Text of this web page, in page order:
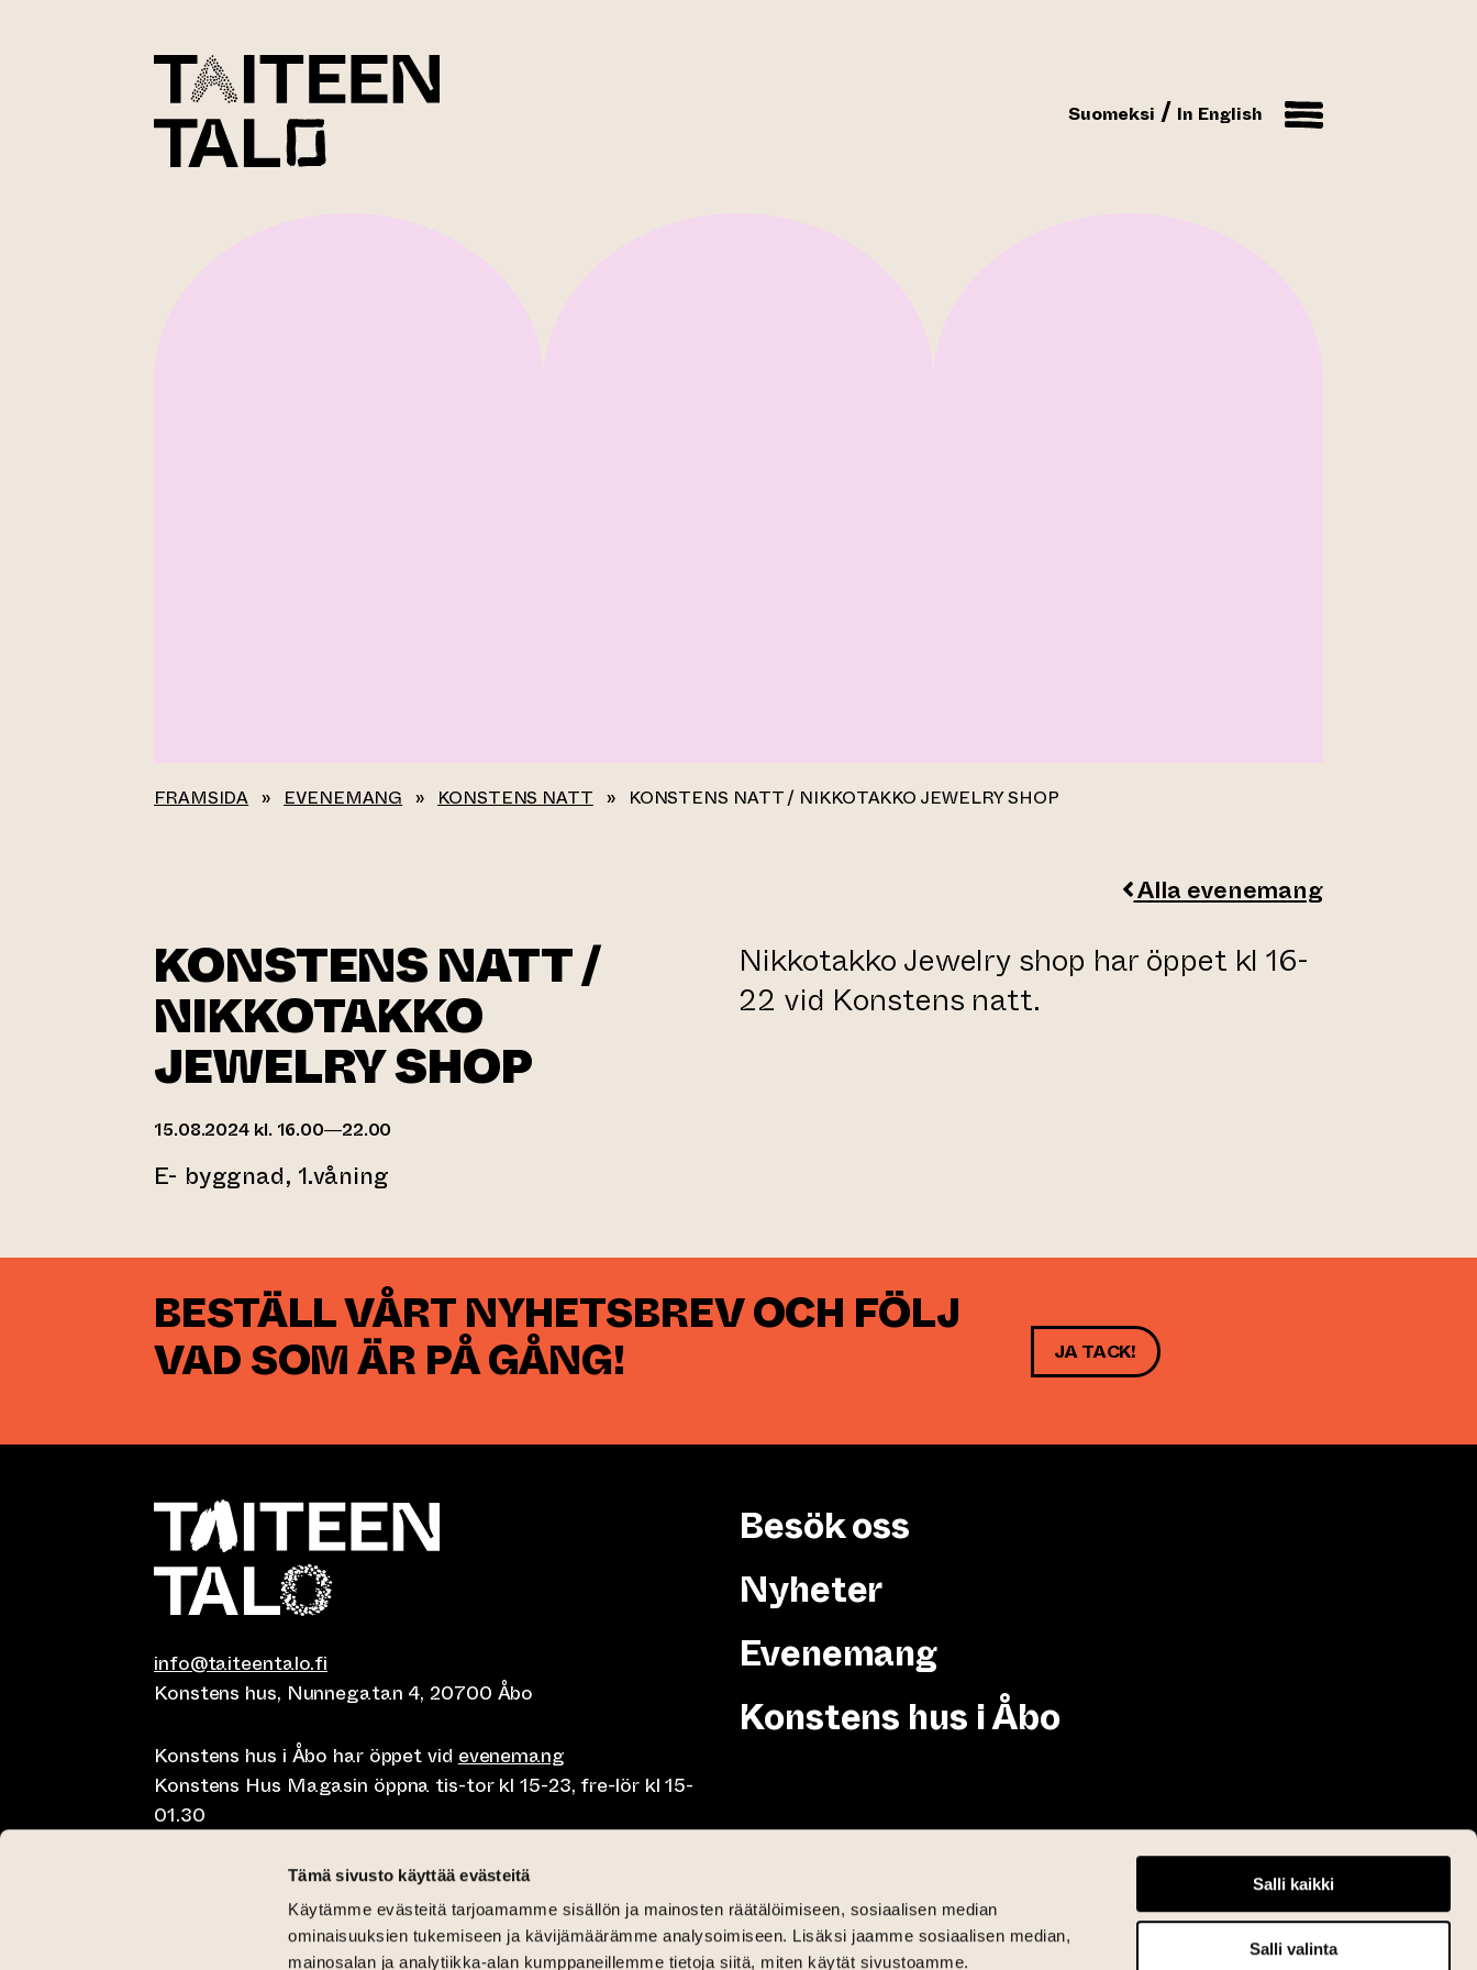
Tämä sivusto käyttää evästeitä
Käytämme evästeitä tarjoamamme sisällön ja mainosten räätälöimiseen, sosiaalisen median
ominaisuuksien tukemiseen ja kävijämäärämme analysoimiseen. Lisäksi jaamme sosiaalisen median,
mainosalan ja analytiikka-alan kumppaneillemme tietoja siitä, miten käytät sivustoamme.
Salli kaikki
Salli valinta
Suomeksi In English
FRAMSIDA » EVENEMANG » KONSTENS NATT » KONSTENS NATT / NIKKOTAKKO JEWELRY SHOP
Alla evenemang
KONSTENS NATT /
NIKKOTAKKO
JEWELRY SHOP
15.08.2024 kl. 16.00—22.00
E- byggnad, 1.våning
Nikkotakko Jewelry shop har öppet kl 16-
22 vid Konstens natt.
BESTÄLL VÅRT NYHETSBREV OCH FÖLJ
VAD SOM ÄR PÅ GÅNG!
JA TACK!
info@taiteentalo.fi
Konstens hus, Nunnegatan 4, 20700 Åbo
Konstens hus i Åbo har öppet vid evenemang
Konstens Hus Magasin öppna tis-tor kl 15-23, fre-lör kl 15-
01.30
Café Elephanten sön-mån 10-20, tis-tor klo 10-23, fre-lör klo
Restaurangen Pegasus Taiteen talo mån-fre lunch 10.30-15,
Besök oss
Nyheter
Evenemang
Konstens hus i Åbo